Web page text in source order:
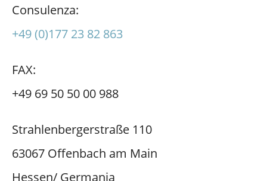
Consulenza:
+49 (0)177 23 82 863
FAX:
+49 69 50 50 00 988
Strahlenbergerstraße 110
63067 Offenbach am Main
Hessen/ Germania